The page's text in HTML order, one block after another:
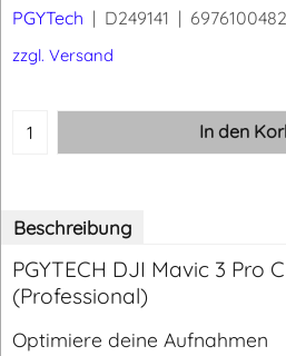
PGYTech D249141
CHF33.95
Beschreibung
PGYTECH DJI Mavic 3 Pro
(Professional)